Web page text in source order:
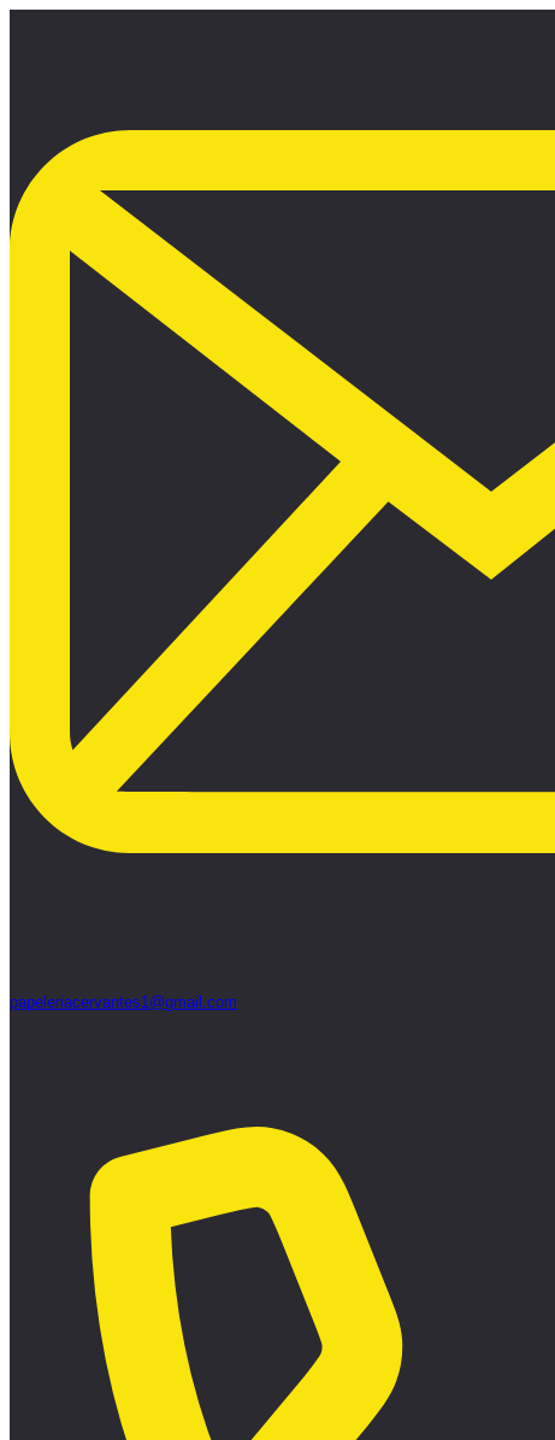
papeleriacervantes1@gmail.com